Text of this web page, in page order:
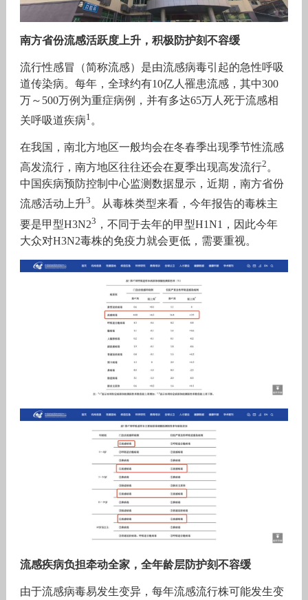
南方省份流感活跃度上升，积极防护刻不容缓
流行性感冒（简称流感）是由流感病毒引起的急性呼吸
道传染病。每年，全球约有10亿人罹患流感，其中300
万～500万例为重症病例，并有多达65万人死于流感相
关呼吸道疾病1 。
在我国，南北方地区一般均会在冬春季出现季节性流感
高发流行，南方地区往往还会在夏季出现高发流行2 。
中国疾病预防控制中心监测数据显示，近期，南方省份
流感活动上升3。从毒株类型来看，今年报告的毒株主
要是甲型H3N23 ，不同于去年的甲型H1N1，因此今年
大众对H3N2毒株的免疫力就会更低，需要重视。
流感疾病负担牵动全家，全年龄层防护刻不容缓
由于流感病毒易发生变异，每年流感流行株可能发生变